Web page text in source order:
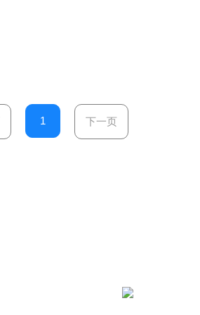
1 下一页